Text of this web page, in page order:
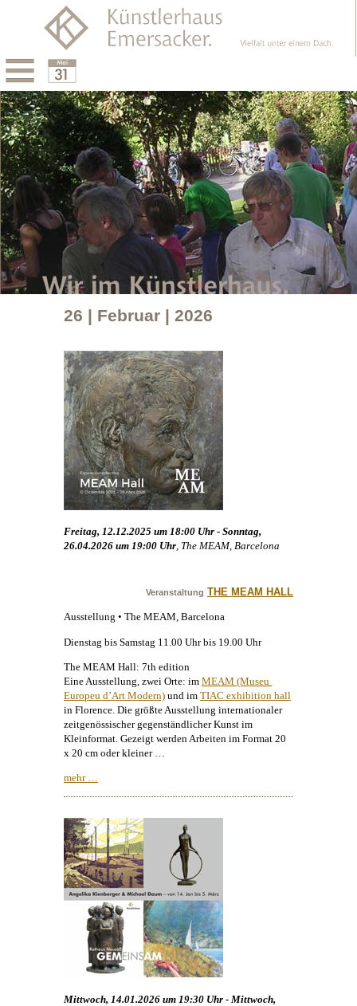
26 | Februar | 2026
Freitag, 12.12.2025 um 18:00 Uhr - Sonntag,
26.04.2026 um 19:00 Uhr , The MEAM, Barcelona
Veranstaltung THE MEAM HALL
Ausstellung • The MEAM, Barcelona
Dienstag bis Samstag 11.00 Uhr bis 19.00 Uhr
The MEAM Hall: 7th edition
Eine Ausstellung, zwei Orte: im MEAM (Museu
Europeu d’Art Modern) und im TIAC exhibition hall
in Florence. Die größte Ausstellung internationaler
zeitgenössischer gegenständlicherKunst im
Kleinformat. Gezeigt werden Arbeiten im Format 20
x 20 cm oder kleiner …
mehr …
Mittwoch, 14.01.2026 um 19:30 Uhr - Mittwoch,